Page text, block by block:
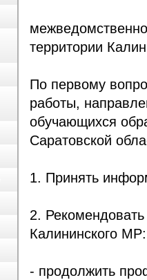
территории
По первому
работы,
обучающихся
Саратовской
1. Принять
2.
Калининского МР:
- продолжить